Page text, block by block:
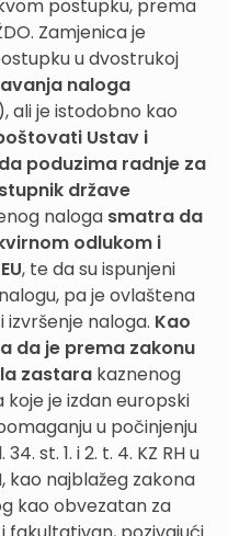
postupku, prema
Zamjenica je
u dvostrukoj
naloga
ali je istodobno kao
Ustav i
poduzima radnje za
države
naloga smatra da
odlukom i
, te da su ispunjeni
pa je ovlaštena
naloga. Kao
da je prema zakonu
zastara kaznenog
je izdan europski
u počinjenju
st. 1. i 2. t. 4. KZ RH u
kao najblažeg zakona
kao obvezatan za